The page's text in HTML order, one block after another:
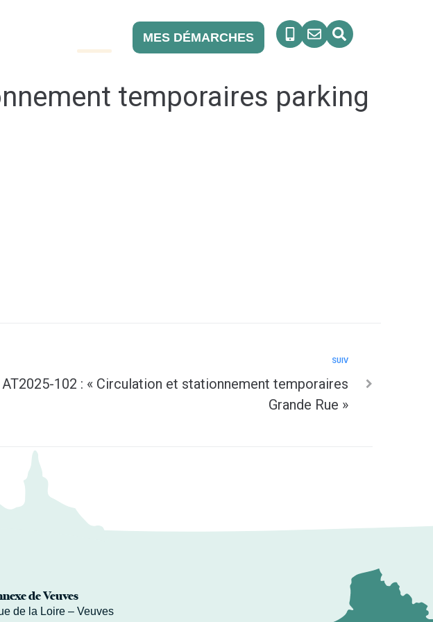
MES DÉMARCHES
temporaires parking
SUIV
AT2025-102 : « Circulation et stationnement temporaires
Grande Rue »
de Veuves
de la Loire – Veuves